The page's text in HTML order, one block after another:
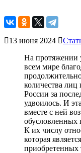
13 июня 2024
На протяжении
всем мире
количества лиц
России за
удвоилось. И
вместе с ней
обусловленных
К их числу
которая
при­обретенных